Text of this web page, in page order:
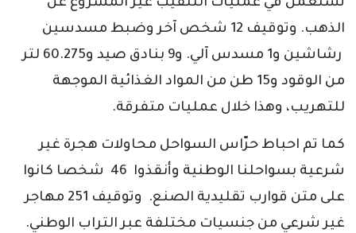
تستعمل في عمليات التنقيب غير المشروع عن
الذهب. وتوقيف 12 شخص آخر وضبط مسدسين
رشاشين و1 مسدس آلي. و9 بنادق صيد و60.275 لتر
من الوقود و15 طن من المواد الغذائية الموجهة
للتهريب، وهذا خلال عمليات متفرقة.
كما تم احباط حرّاس السواحل محاولات هجرة غير
شرعية بسواحلنا الوطنية وأنقذوا 46 شخصا كانوا
على متن قوارب تقليدية الصنع. وتوقيف 251 مهاجر
غير شرعي من جنسيات مختلفة عبر التراب الوطني.